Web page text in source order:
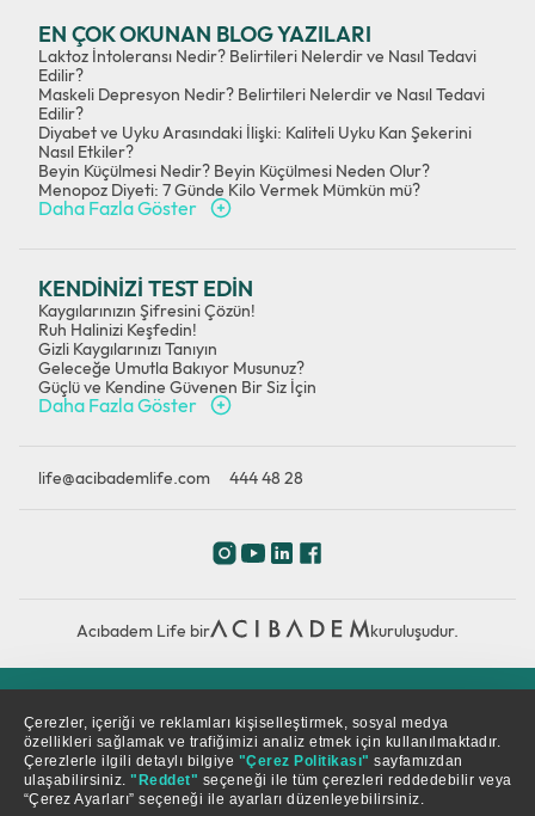
Çerezler, içeriği ve reklamları kişiselleştirmek, sosyal medya
özellikleri sağlamak ve trafiğimizi analiz etmek için kullanılmaktadır.
Çerezlerle ilgili detaylı bilgiye "Çerez Politikası" sayfamızdan
ulaşabilirsiniz. "Reddet" seçeneği ile tüm çerezleri reddedebilir veya
“Çerez Ayarları” seçeneği ile ayarları düzenleyebilirsiniz.
EN ÇOK OKUNAN BLOG YAZILARI
Laktoz İntoleransı Nedir? Belirtileri Nelerdir ve Nasıl Tedavi
Edilir?
Maskeli Depresyon Nedir? Belirtileri Nelerdir ve Nasıl Tedavi
Edilir?
Diyabet ve Uyku Arasındaki İlişki: Kaliteli Uyku Kan Şekerini
Nasıl Etkiler?
Beyin Küçülmesi Nedir? Beyin Küçülmesi Neden Olur?
Menopoz Diyeti: 7 Günde Kilo Vermek Mümkün mü?
Daha Fazla Göster
KENDİNİZİ TEST EDİN
Kaygılarınızın Şifresini Çözün!
Ruh Halinizi Keşfedin!
Gizli Kaygılarınızı Tanıyın
Geleceğe Umutla Bakıyor Musunuz?
Güçlü ve Kendine Güvenen Bir Siz İçin
Daha Fazla Göster
Acıbadem Life bir kuruluşudur.
life@acibademlife.com 444 48 28
© Copyright 2026. Tüm hakları saklıdır.